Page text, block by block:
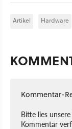
Artikel Hardware
Kommentar-
Bitte lies unsere
Kommentar